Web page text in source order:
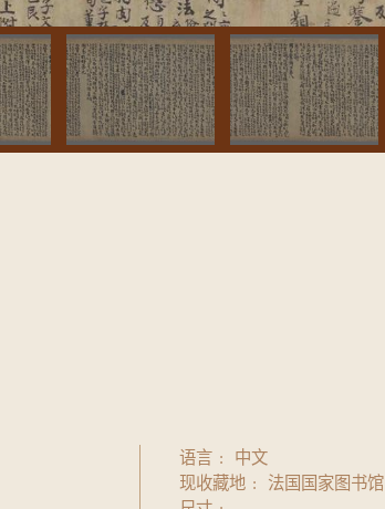
语言
中文
现收藏地
法国国家图书馆